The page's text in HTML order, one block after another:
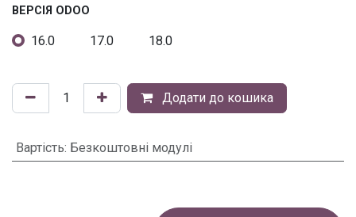
ВЕРСІЯ ODOO
16.0 17.0 18.0
Додати до кошика
Вартість: Безкоштовні модулі